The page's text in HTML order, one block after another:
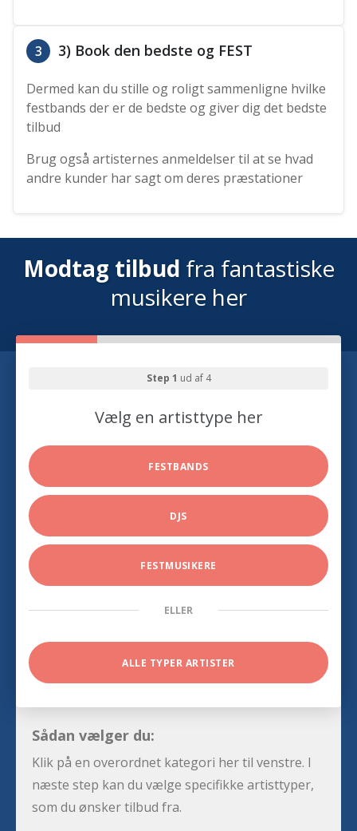
3 3) Book den bedste og FEST
Dermed kan du stille og roligt sammenligne hvilke
festbands der er de bedste og giver dig det bedste
tilbud
Brug også artisternes anmeldelser til at se hvad
andre kunder har sagt om deres præstationer
Modtag tilbud fra fantastiske
musikere her
Step 1 ud af 4
Vælg en artisttype her
FESTBANDS
DJS
FESTMUSIKERE
ELLER
ALLE TYPER ARTISTER
Sådan vælger du:
Klik på en overordnet kategori her til venstre. I
næste step kan du vælge specifikke artisttyper,
som du ønsker tilbud fra.